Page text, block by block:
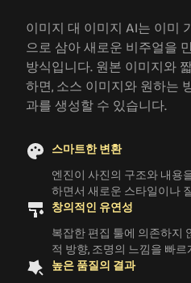
이미지 대 이미지 AI는 이미
으로 삼아 새로운 비주얼을
방식입니다. 원본 이미지와
하면, 소스 이미지와 원하는
과를 생성할 수 있습니다.
스마트한 변환
엔진이 사진의 구조와 내용
하면서 새로운 스타일이나
창의적인 유연성
복잡한 편집 툴에 의존하지
적 방향, 조명의 느낌을 빠
높은 품질의 결과